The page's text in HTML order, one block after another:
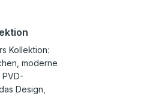
Kollektion:
moderne
Design,